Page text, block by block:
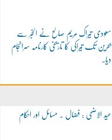
سعودی تیراک مریم صالح نے الخبر سے
بحرین تک تیراکی کا تاریخی کارنامہ سرانجام
دیا۔
عید الاضحی : فضال ۔ مسائل اور احکام